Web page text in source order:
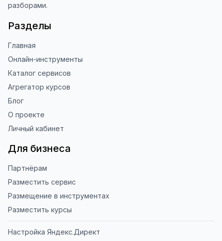
разборами.
Разделы
Главная
Онлайн-инструменты
Каталог сервисов
Агрегатор курсов
Блог
О проекте
Личный кабинет
Для бизнеса
Партнёрам
Разместить сервис
Размещение в инструментах
Разместить курсы
Настройка Яндекс.Директ